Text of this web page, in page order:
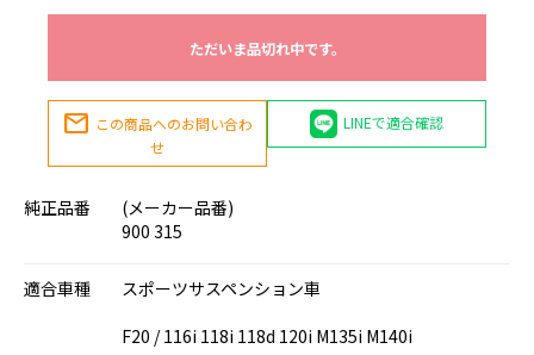
ただいま品切れ中です。
mail この商品へのお問い合わ
せ
LINEで適合確認
純正品番
(メーカー品番)
900 315
適合車種
スポーツサスペンション車
F20 / 116i 118i 118d 120i M135i M140i